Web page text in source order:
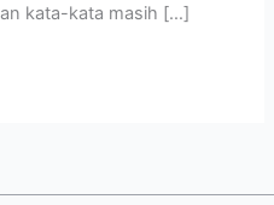
kata-kata masih […]